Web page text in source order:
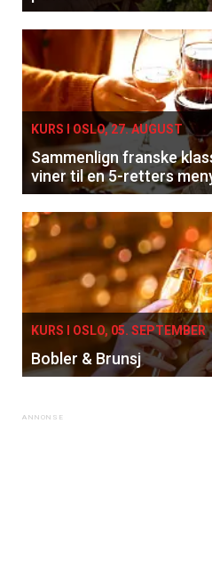
KURS I OSLO, 27. AUGUST
Sammenlign franske
viner til en 5-retters
KURS I OSLO, 05. SEPTEMBER
Bobler & Brunsj